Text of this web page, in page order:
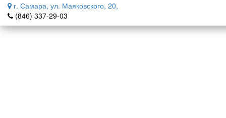
г. Самара, ул. Маяковского, 20,
(846) 337-29-03